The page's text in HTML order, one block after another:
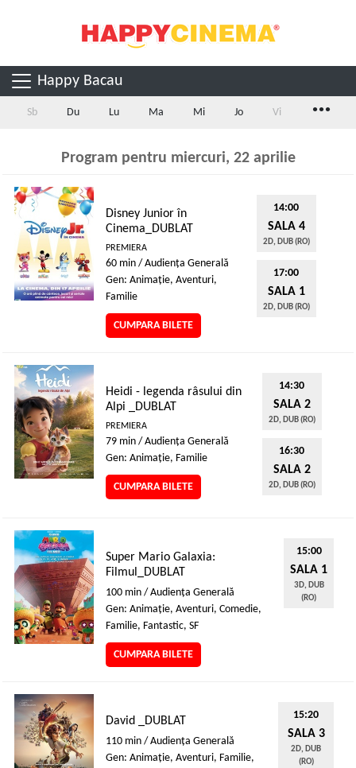
Happy Bacau
Sb Du Lu Ma Mi Jo Vi ...
Program pentru miercuri, 22 aprilie
Disney Junior în
Cinema_DUBLAT
PREMIERA
60 min / Audienţa Generală
Gen: Animaţie, Aventuri,
Familie
CUMPARA BILETE
14:00
SALA 4
2D, DUB (RO)
17:00
SALA 1
2D, DUB (RO)
Heidi - legenda râsului din
Alpi _DUBLAT
PREMIERA
79 min / Audienţa Generală
Gen: Animaţie, Familie
CUMPARA BILETE
14:30
SALA 2
2D, DUB (RO)
16:30
SALA 2
2D, DUB (RO)
Super Mario Galaxia:
Filmul_DUBLAT
100 min / Audienţa Generală
Gen: Animaţie, Aventuri, Comedie,
Familie, Fantastic, SF
CUMPARA BILETE
15:00
SALA 1
3D, DUB
(RO)
David _DUBLAT
110 min / Audienţa Generală
Gen: Animaţie, Aventuri, Familie,
15:20
SALA 3
2D, DUB
(RO)